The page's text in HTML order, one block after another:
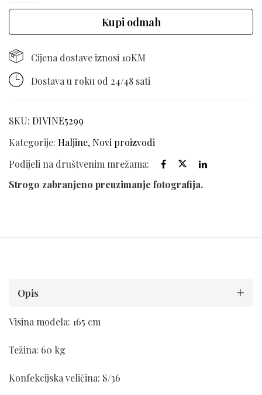
Kupi odmah
Cijena dostave iznosi 10KM
Dostava u roku od 24/48 sati
SKU: DIVINE5299
Kategorije: Haljine, Novi proizvodi
Podijeli na društvenim mrežama:
Strogo zabranjeno preuzimanje fotografija.
Opis
Visina modela: 165 cm
Težina: 60 kg
Konfekcijska veličina: S/36